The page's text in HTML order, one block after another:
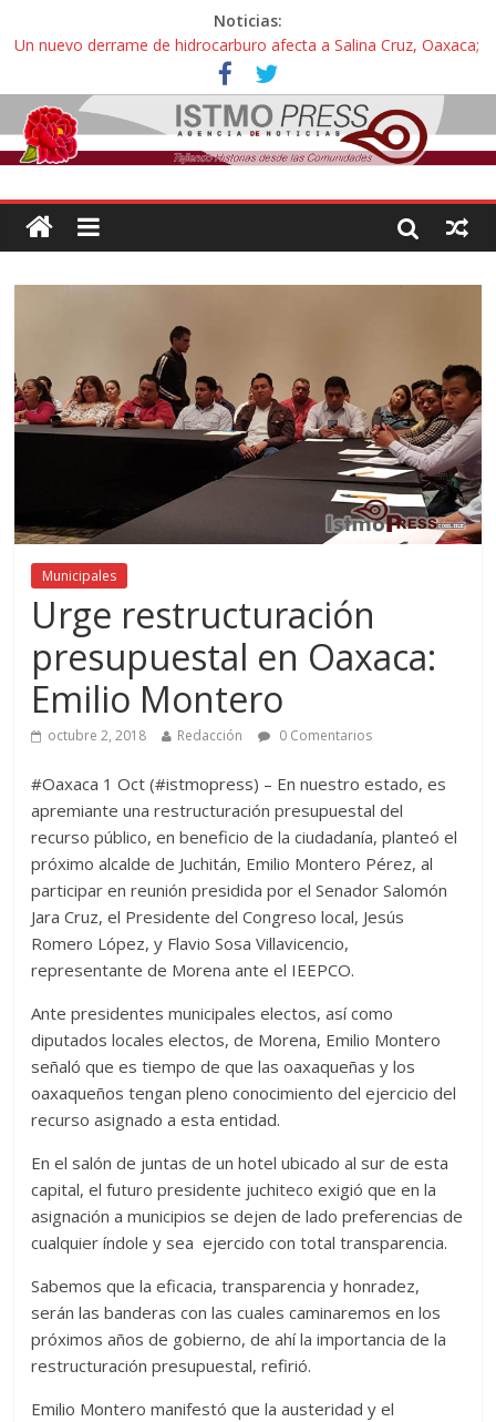
Noticias:
Un nuevo derrame de hidrocarburo afecta a Salina Cruz, Oaxaca;
ahora pescadores de Salinas del Marqués denuncian daños de
Pemex
Ángel, el joven autista expulsado por la Universidad Bienestar de
Ixtepec, Oaxaca vuelve a las aulas tras amparo
Familiares de periodista Alejandro Leyva se reúnen con titular de
intelectuales de su asesinato
Alertan pescadores de Juchitán, Oaxaca de nuevo despojo de su
Pescadores y comuneros ikoots detienen la extracción ilegal de
Municipales
Urge restructuración
presupuestal en Oaxaca:
Emilio Montero
octubre 2, 2018 Redacción 0 Comentarios
#Oaxaca 1 Oct (#istmopress) – En nuestro estado, es
apremiante una restructuración presupuestal del
recurso público, en beneficio de la ciudadanía, planteó el
próximo alcalde de Juchitán, Emilio Montero Pérez, al
participar en reunión presidida por el Senador Salomón
Jara Cruz, el Presidente del Congreso local, Jesús
Romero López, y Flavio Sosa Villavicencio,
representante de Morena ante el IEEPCO.
Ante presidentes municipales electos, así como
diputados locales electos, de Morena, Emilio Montero
señaló que es tiempo de que las oaxaqueñas y los
oaxaqueños tengan pleno conocimiento del ejercicio del
recurso asignado a esta entidad.
En el salón de juntas de un hotel ubicado al sur de esta
capital, el futuro presidente juchiteco exigió que en la
asignación a municipios se dejen de lado preferencias de
cualquier índole y sea ejercido con total transparencia.
Sabemos que la eficacia, transparencia y honradez,
serán las banderas con las cuales caminaremos en los
próximos años de gobierno, de ahí la importancia de la
restructuración presupuestal, refirió.
Emilio Montero manifestó que la austeridad y el